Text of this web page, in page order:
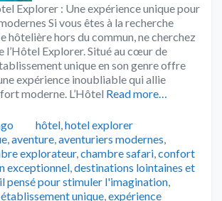
Explorer : Une expérience unique pour
Si vous êtes à la recherche
hôtelière hors du commun, ne cherchez
l’Hôtel Explorer. Situé au cœur de
unique en son genre offre
expérience inoubliable qui allie
moderne. L’Hôtel Read more…
Catégories
hôtel,hotel explorer
,aventure,aventuriers modernes,
explorateur,chambre safari,confort
exceptionnel,destinations lointaines et
pensé pour stimuler l'imagination,
établissement unique,expérience